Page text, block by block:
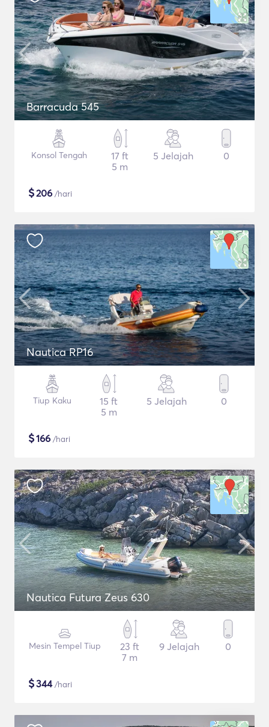
Barracuda 545
Konsol Tengah
17 ft
5 m
5 Jelajah 0
$206 /hari
Nautica RP16
Tiup Kaku
15 ft
5 m
5 Jelajah 0
$166 /hari
Nautica Futura Zeus 630
Mesin Tempel Tiup
23 ft
7 m
9 Jelajah 0
$344/hari